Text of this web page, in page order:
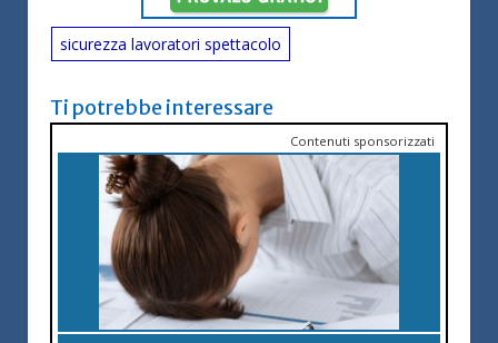
sicurezza lavoratori spettacolo
Ti potrebbe interessare
Contenuti sponsorizzati